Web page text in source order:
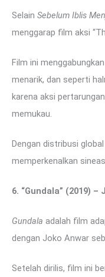
Selain Sebelum Iblis
menggarap film aksi
Film ini
menarik, dan seperti
karena aksi
memukau.
Dengan distribusi
memperkenalkan
6. “Gundala” (2019) –
Gundala adalah film
dengan Joko Anwar
Setelah dirilis, film ini